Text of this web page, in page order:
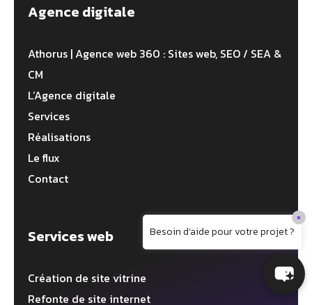
Agence digitale
Athorus | Agence web 360 : Sites web, SEO / SEA &
CM
L’Agence digitale
Services
Réalisations
Le flux
Contact
Services web
Création de site vitrine
Refonte de site internet
Besoin d’aide pour votre projet ?
×